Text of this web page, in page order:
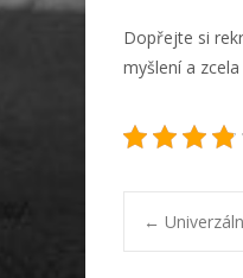
Dopřejte si
myšlení a
←